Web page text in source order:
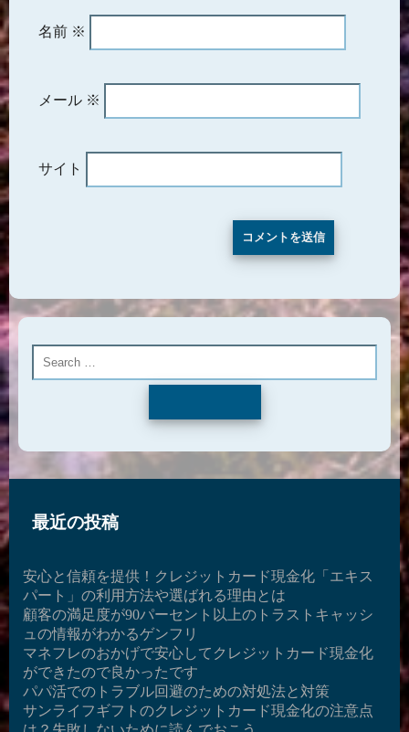
名前 ※
メール ※
サイト
最近の投稿
安心と信頼を提供！クレジットカード現金化「エキス
パート」の利用方法や選ばれる理由とは
顧客の満足度が90パーセント以上のトラストキャッシ
ュの情報がわかるゲンフリ
マネフレのおかげで安心してクレジットカード現金化
ができたので良かったです
パパ活でのトラブル回避のための対処法と対策
サンライフギフトのクレジットカード現金化の注意点